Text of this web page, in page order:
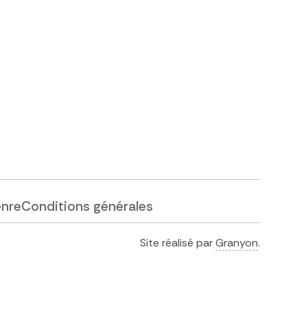
Conditions générales
Site réalisé parGranyon.